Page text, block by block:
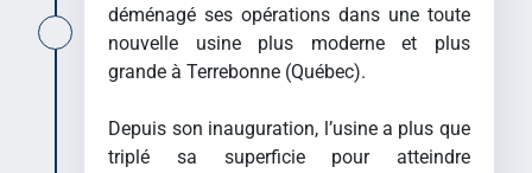
déménagé ses opérations dans une toute
nouvelle usine plus moderne et plus
grande à Terrebonne (Québec).
Depuis son inauguration, l’usine a plus que
triplé sa superficie pour atteindre